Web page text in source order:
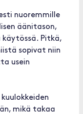
nuoremmille
äänitason,
käytössä. Pitkä,
sopivat niin
usein
mikä takaa